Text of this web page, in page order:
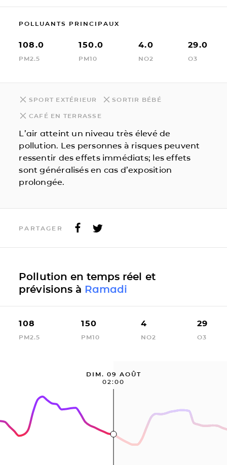
POLLUANTS PRINCIPAUX
108.0
PM2.5
150.0
PM10
4.0
NO2
29.0
O3
SPORT EXTÉRIEUR SORTIR BÉBÉ
CAFÉ EN TERRASSE
L’air atteint un niveau très élevé de
pollution. Les personnes à risques peuvent
ressentir des effets immédiats; les effets
sont généralisés en cas d’exposition
prolongée.
PARTAGER
Pollution en temps réel et
prévisions à Ramadi
108
PM2.5
150
PM10
4
NO2
29
O3
DIM. 09 AOÛT
02:00